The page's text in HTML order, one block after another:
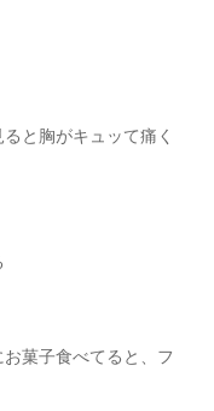
と胸がキュッて痛く
菓子食べてると、フ